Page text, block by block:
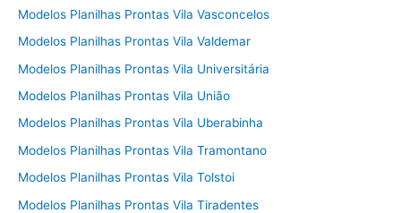
Modelos Planilhas Prontas Vila Vasconcelos
Modelos Planilhas Prontas Vila Valdemar
Modelos Planilhas Prontas Vila Universitária
Modelos Planilhas Prontas Vila União
Modelos Planilhas Prontas Vila Uberabinha
Modelos Planilhas Prontas Vila Tramontano
Modelos Planilhas Prontas Vila Tolstoi
Modelos Planilhas Prontas Vila Tiradentes